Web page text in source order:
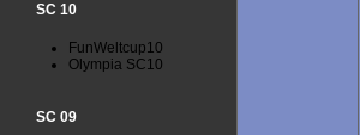
SC 10
FunWeltcup10
Olympia SC10
SC 09